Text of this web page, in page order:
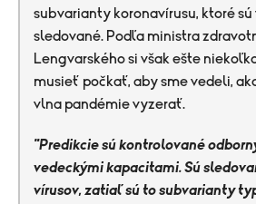
subvarianty koronavírusu, ktoré sú
sledované. Podľa ministra
Lengvarského si však ešte
musieť počkať, aby sme vedeli,
vlna pandémie vyzerať.
"Predikcie sú kontrolované
vedeckými kapacitami. Sú
vírusov, zatiaľ sú to subvarianty